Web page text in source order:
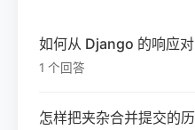
如何从 Django 的响应对
1 个回答
怎样把夹杂合并提交的